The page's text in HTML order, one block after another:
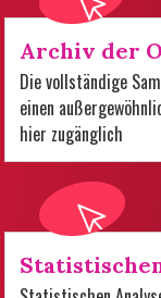
Archiv der
Die vollständige
einen
hier zugänglich